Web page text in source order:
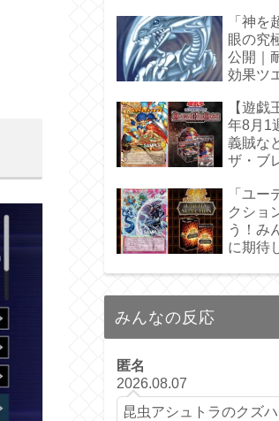
「神を
眼の究
公開｜
効果ツ
【遊戯
年8月1
義賊な
ザ・ブ
「ユー
クショ
う！み
に期待
みんなの反応
匿名
2026.08.07
昆虫アシュトラのクズ